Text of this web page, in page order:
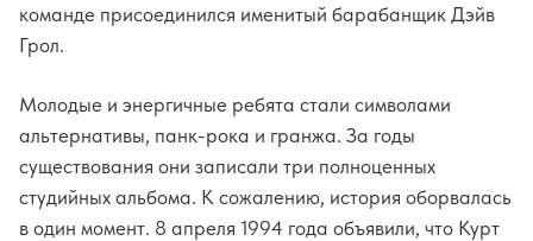
команде присоединился именитый барабанщик Дэйв
Грол.
Молодые и энергичные ребята стали символами
альтернативы, панк-рока и гранжа. За годы
существования они записали три полноценных
студийных альбома. К сожалению, история оборвалась
в один момент. 8 апреля 1994 года объявили, что Курт